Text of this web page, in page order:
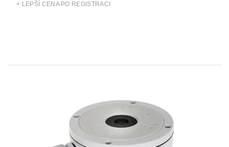
+ LEPŠÍ CENA PO REGISTRACI